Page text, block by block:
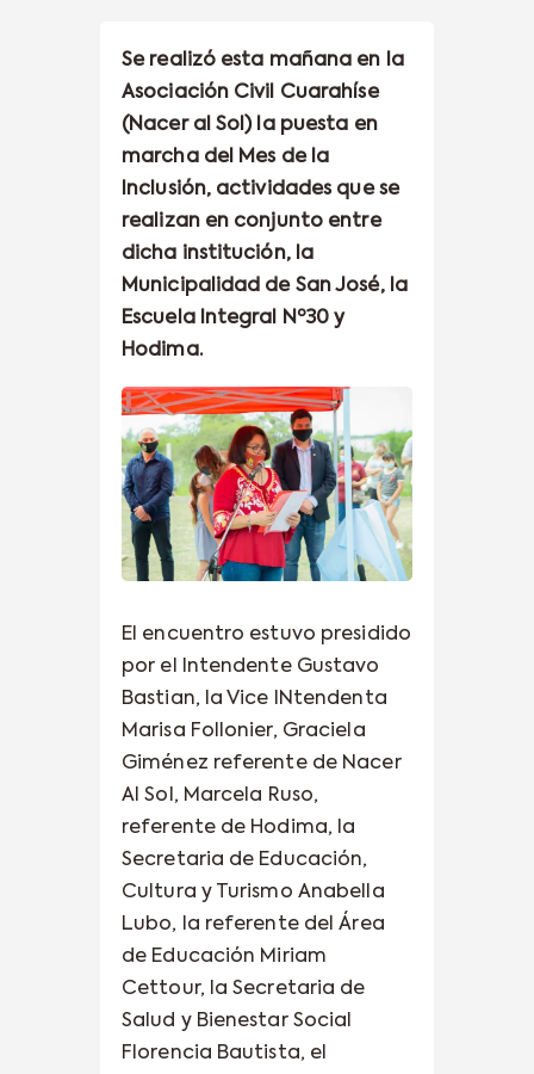
Se realizó esta mañana en la
Asociación Civil Cuarahíse
(Nacer al Sol) la puesta en
marcha del Mes de la
Inclusión, actividades que se
realizan en conjunto entre
dicha institución, la
Municipalidad de San José, la
Escuela Integral Nº30 y
Hodima.
El encuentro estuvo presidido
por el Intendente Gustavo
Bastian, la Vice INtendenta
Marisa Follonier, Graciela
Giménez referente de Nacer
Al Sol, Marcela Ruso,
referente de Hodima, la
Secretaria de Educación,
Cultura y Turismo Anabella
Lubo, la referente del Área
de Educación Miriam
Cettour, la Secretaria de
Salud y Bienestar Social
Florencia Bautista, el